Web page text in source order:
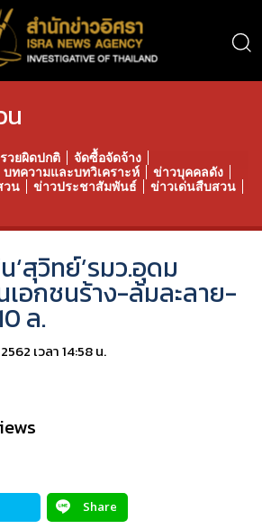
น
วยผิดปกติ
จัดซื้อจัดจ้าง
บทความและบทวิเคราะห์
ข่าวบุคคลดัง
วน
ข่าวประชาสัมพันธ์
ข่าวเด่นสืบสวน
สุวิทย์’รมว.อุดม
อกชนร้าง-ล้มละลาย-
ล.
เวลา 14:58 น.
Share